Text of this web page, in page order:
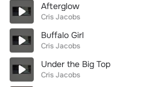
Afterglow
Cris Jacobs
Buffalo Girl
Cris Jacobs
Under the Big Top
Cris Jacobs